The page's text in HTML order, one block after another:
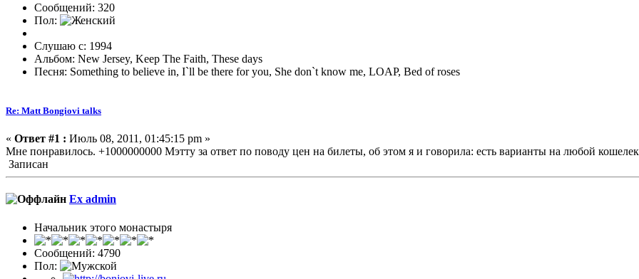
Сообщений: 320
Пол:
Слушаю с: 1994
Альбом: New Jersey, Keep The Faith, These days
Песня: Something to believe in, I`ll be there for you, She don`t know me, LOAP, Bed of roses
Re: Matt Bongiovi talks
« Ответ #1 : Июль 08, 2011, 01:45:15 pm »
Мне понравилось. +1000000000 Мэтту за ответ по поводу цен на билеты, об этом я и говорила: есть варианты на любой кошелек
Записан
Ex admin
Начальник этого монастыря
Сообщений: 4790
Пол: